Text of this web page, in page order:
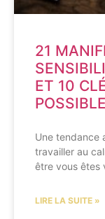
21
ET 10
Une tendance
travailler au
être vous êtes
LIRE LA SUITE »